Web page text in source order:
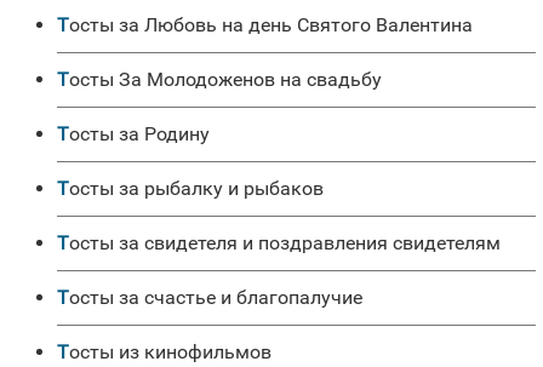
Тосты за Любовь на день Святого Валентина
Тосты За Молодоженов на свадьбу
Тосты за Родину
Тосты за рыбалку и рыбаков
Тосты за свидетеля и поздравления свидетелям
Тосты за счастье и благопалучие
Тосты из кинофильмов